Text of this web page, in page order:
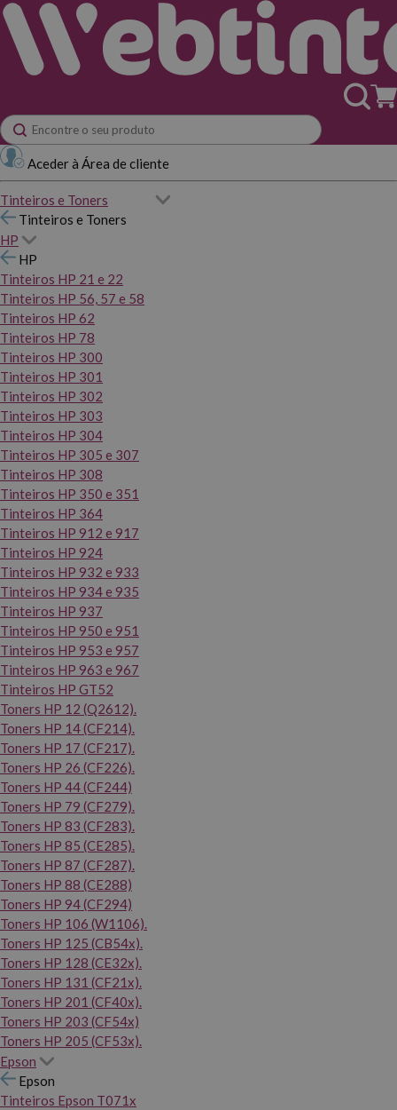
Aceder à Área de cliente
Tinteiros e Toners
Tinteiros e Toners
HP
HP
Tinteiros HP 21 e 22
Tinteiros HP 56, 57 e 58
Tinteiros HP 62
Tinteiros HP 78
Tinteiros HP 300
Tinteiros HP 301
Tinteiros HP 302
Tinteiros HP 303
Tinteiros HP 304
Tinteiros HP 305 e 307
Tinteiros HP 308
Tinteiros HP 350 e 351
Tinteiros HP 364
Tinteiros HP 912 e 917
Tinteiros HP 924
Tinteiros HP 932 e 933
Tinteiros HP 934 e 935
Tinteiros HP 937
Tinteiros HP 950 e 951
Tinteiros HP 953 e 957
Tinteiros HP 963 e 967
Tinteiros HP GT52
Toners HP 12 (Q2612).
Toners HP 14 (CF214).
Toners HP 17 (CF217).
Toners HP 26 (CF226).
Toners HP 44 (CF244)
Toners HP 79 (CF279).
Toners HP 83 (CF283).
Toners HP 85 (CE285).
Toners HP 87 (CF287).
Toners HP 88 (CE288)
Toners HP 94 (CF294)
Toners HP 106 (W1106).
Toners HP 125 (CB54x).
Toners HP 128 (CE32x).
Toners HP 131 (CF21x).
Toners HP 201 (CF40x).
Toners HP 203 (CF54x)
Toners HP 205 (CF53x).
Epson
Epson
Tinteiros Epson T071x